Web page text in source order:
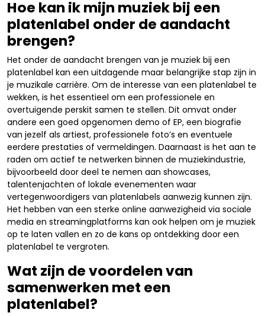
Hoe kan ik mijn muziek bij een
platenlabel onder de aandacht
brengen?
Het onder de aandacht brengen van je muziek bij een
platenlabel kan een uitdagende maar belangrijke stap zijn in
je muzikale carrière. Om de interesse van een platenlabel te
wekken, is het essentieel om een professionele en
overtuigende perskit samen te stellen. Dit omvat onder
andere een goed opgenomen demo of EP, een biografie
van jezelf als artiest, professionele foto’s en eventuele
eerdere prestaties of vermeldingen. Daarnaast is het aan te
raden om actief te netwerken binnen de muziekindustrie,
bijvoorbeeld door deel te nemen aan showcases,
talentenjachten of lokale evenementen waar
vertegenwoordigers van platenlabels aanwezig kunnen zijn.
Het hebben van een sterke online aanwezigheid via sociale
media en streamingplatforms kan ook helpen om je muziek
op te laten vallen en zo de kans op ontdekking door een
platenlabel te vergroten.
Wat zijn de voordelen van
samenwerken met een
platenlabel?